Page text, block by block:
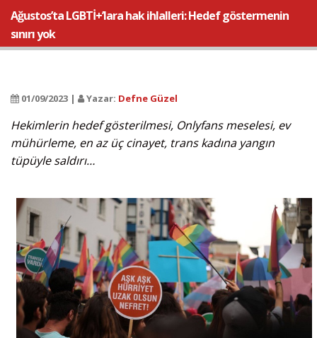
Ağustos’ta LGBTİ+’lara hak ihlalleri: Hedef göstermenin
sınırı yok
01/09/2023 | Yazar: Defne Güzel
Hekimlerin hedef gösterilmesi, Onlyfans meselesi, ev
mühürleme, en az üç cinayet, trans kadına yangın
tüpüyle saldırı…